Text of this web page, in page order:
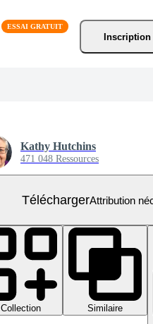
Inscription
Kathy Hutchins
471 048 Ressources
TéléchargerAttribution
Collection
Similaire